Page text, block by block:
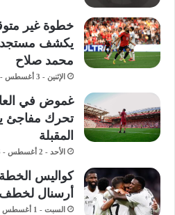
خطوة غير
يكشف
محمد صلاح
الإثنين - 3 أغسطس - 2026 / 2:02 صباحًا
غموض في
تحرك مفاجئ
المقبلة
الأحد - 2 أغسطس - 2026 / 4:16 مساءً
كواليس الخطة
أرسنال
السبت - 1 أغسطس - 2026 / 2:34 صباحًا